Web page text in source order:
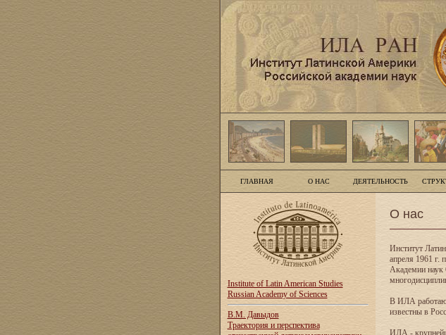
ГЛАВНАЯ О НАС ДЕЯТЕЛЬНОСТЬ
Institute of Latin American Studies
Russian Academy of Sciences
В.М. Давыдов
Траектория и перспектива
О нас
Институт
апреля 1961 г.
Академии наук
В ИЛА
известны в
ИЛА -